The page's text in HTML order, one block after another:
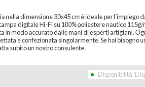
nella dimensione 30x45 cm è ideale per l'impiego
digitale Hi-Fi su 100% poliestere nautico 115g/
in modo accurato dalle mani di esperti artigiani.
e confezionata singolarmente. Se hai bisogno
subito un nostro consulente.
Disponibilità: